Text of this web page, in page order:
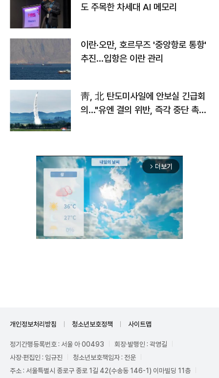
도 주목한 차세대 AI 메모리
이란·오만, 호르무즈 '중앙항로 통항'
추진…입항은 이란 관리
靑, 北 탄도미사일에 안보실 긴급회
의…"유엔 결의 위반, 즉각 중단 촉
arrow_forward_ios 더보기
개인정보처리방침 청소년보호정책 사이트맵
정기간행등록번호 : 서울 아 00493
회장·발행인 : 곽영길
사장·편집인 : 임규진
청소년보호책임자 : 전운
주소 : 서울특별시 종로구 종로 1길 42(수송동 146-1) 이마빌딩 11층